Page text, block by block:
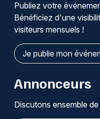
Publiez votre
Bénéficiez d'une
visiteurs mensuels !
Je publie mon
Annonceurs
Discutons ensemble